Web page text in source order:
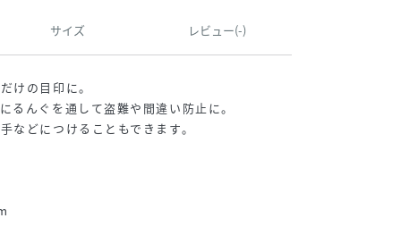
サイズ レビュー(-)
けの目印に。
るんぐを通して盗難や間違い防止に。
などにつけることもできます。